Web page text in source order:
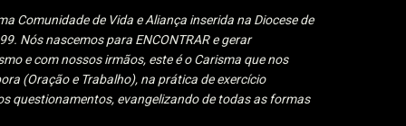
Comunidade de Vida e Aliança inserida na Diocese de
Nós nascemos para ENCONTRAR e gerar
e com nossos irmãos, este é o Carisma que nos
(Oração e Trabalho), na prática de exercício
questionamentos, evangelizando de todas as formas